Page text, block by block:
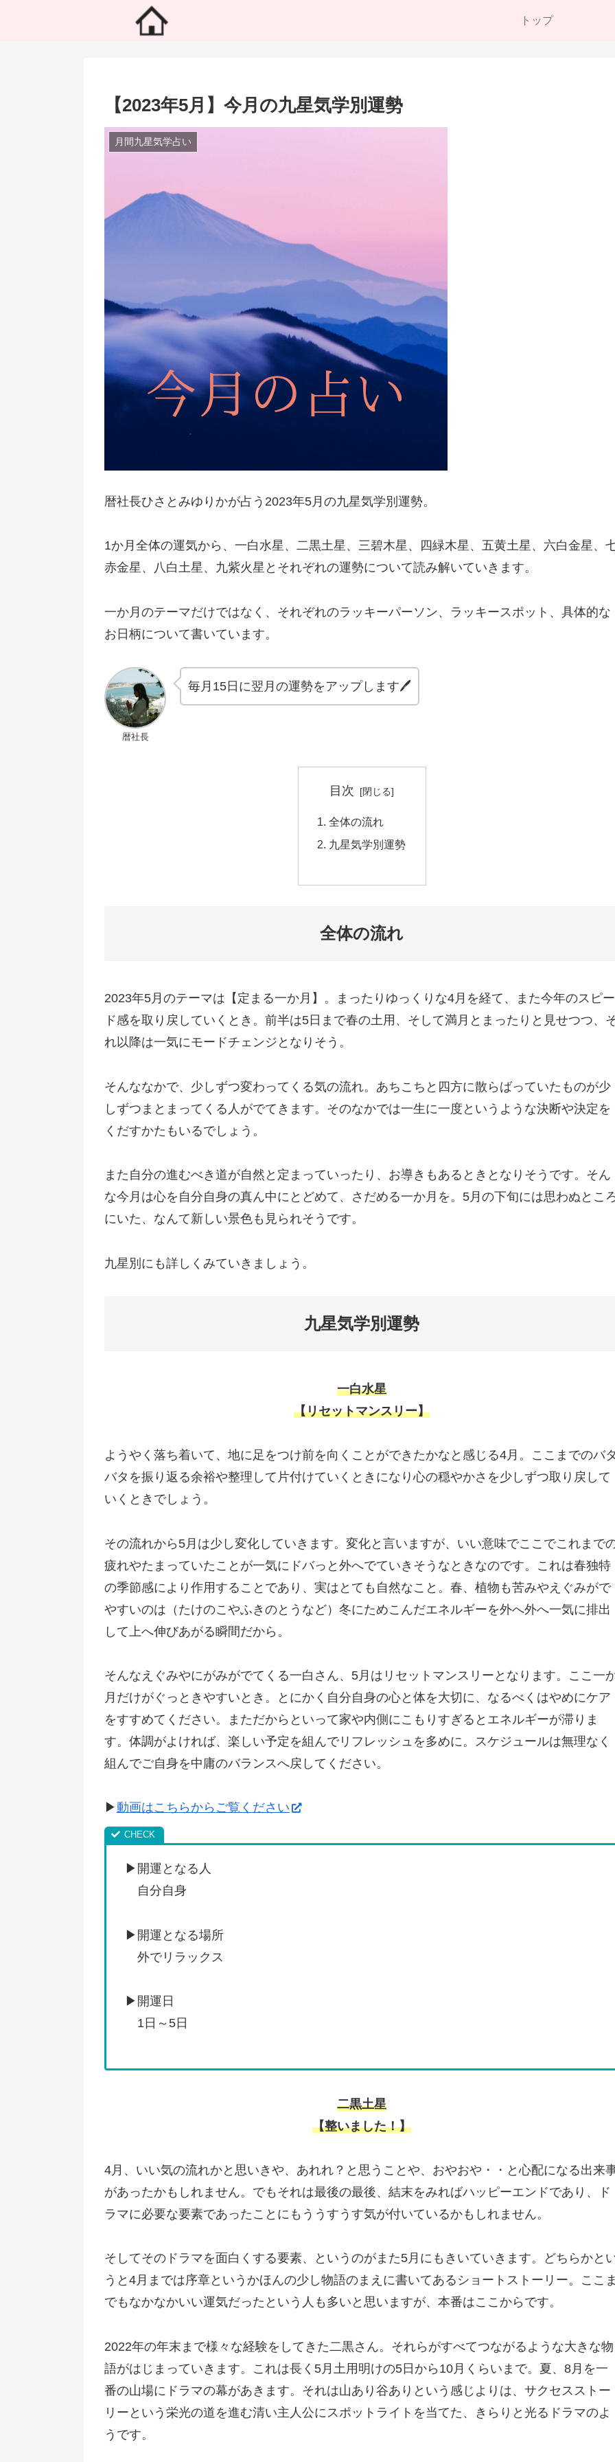
トップ
【2023年5月】今月の九星気学別運勢
月間九星気学占い
暦社長ひさとみゆりかが占う2023年5月の九星気学別運勢。
1か月全体の運気から、一白水星、二黒土星、三碧木星、四緑木星、五黄土星、六白金星、
赤金星、八白土星、九紫火星とそれぞれの運勢について読み解いていきます。
一か月のテーマだけではなく、それぞれのラッキーパーソン、ラッキースポット、具体的な
お日柄について書いています。
暦社長
毎月15日に翌月の運勢をアップします🖊
目次
全体の流れ
九星気学別運勢
全体の流れ
2023年5月のテーマは【定まる一か月】。まったりゆっくりな4月を経て、また今年のスピー
ド感を取り戻していくとき。前半は5日まで春の土用、そして満月とまったりと見せつつ、
れ以降は一気にモードチェンジとなりそう。
そんななかで、少しずつ変わってくる気の流れ。あちこちと四方に散らばっていたものが少
しずつまとまってくる人がでてきます。そのなかでは一生に一度というような決断や決定を
くだすかたもいるでしょう。
また自分の進むべき道が自然と定まっていったり、お導きもあるときとなりそうです。そん
な今月は心を自分自身の真ん中にとどめて、さだめる一か月を。5月の下旬には思わぬとこ
にいた、なんて新しい景色も見られそうです。
九星別にも詳しくみていきましょう。
九星気学別運勢
一白水星
【リセットマンスリー】
ようやく落ち着いて、地に足をつけ前を向くことができたかなと感じる4月。ここまでのバ
バタを振り返る余裕や整理して片付けていくときになり心の穏やかさを少しずつ取り戻して
いくときでしょう。
その流れから5月は少し変化していきます。変化と言いますが、いい意味でここでこれまで
疲れやたまっていたことが一気にドバっと外へでていきそうなときなのです。これは春独特
の季節感により作用することであり、実はとても自然なこと。春、植物も苦みやえぐみがで
やすいのは（たけのこやふきのとうなど）冬にためこんだエネルギーを外へ外へ一気に排出
して上へ伸びあがる瞬間だから。
そんなえぐみやにがみがでてくる一白さん、5月はリセットマンスリーとなります。ここ一
月だけがぐっときやすいとき。とにかく自分自身の心と体を大切に、なるべくはやめにケア
をすすめてください。まただからといって家や内側にこもりすぎるとエネルギーが滞りま
す。体調がよければ、楽しい予定を組んでリフレッシュを多めに。スケジュールは無理なく
組んでご自身を中庸のバランスへ戻してください。
▶動画はこちらからご覧ください
▶開運となる人
自分自身
▶開運となる場所
外でリラックス
▶開運日
1日～5日
二黒土星
【整いました！】
4月、いい気の流れかと思いきや、あれれ？と思うことや、おやおや・・と心配になる出来
があったかもしれません。でもそれは最後の最後、結末をみればハッピーエンドであり、ド
ラマに必要な要素であったことにもううすうす気が付いているかもしれません。
そしてそのドラマを面白くする要素、というのがまた5月にもきいていきます。どちらかと
うと4月までは序章というかほんの少し物語のまえに書いてあるショートストーリー。ここ
でもなかなかいい運気だったという人も多いと思いますが、本番はここからです。
2022年の年末まで様々な経験をしてきた二黒さん。それらがすべてつながるような大きな物
語がはじまっていきます。これは長く5月土用明けの5日から10月くらいまで。夏、8月を一
番の山場にドラマの幕があきます。それは山あり谷ありという感じよりは、サクセスストー
リーという栄光の道を進む清い主人公にスポットライトを当てた、きらりと光るドラマのよ
うです。